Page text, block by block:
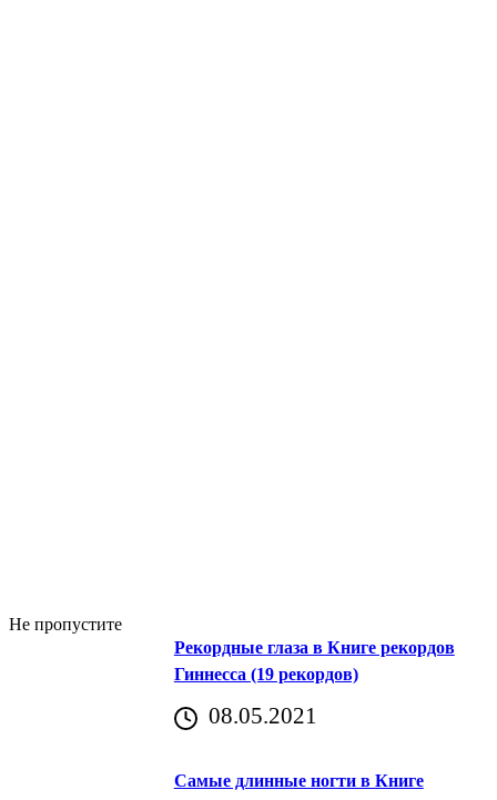
Не пропустите
Рекордные глаза в Книге рекордов
Гиннесса (19 рекордов)
08.05.2021
Самые длинные ногти в Книге